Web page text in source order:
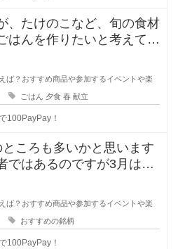
、たけのこなど、旬の食材
はんを作りたいと考えてい
すめがあれば
ば？おすすめ商品や参加するイベントや楽
ごはん 夕食 春 献立
100PayPay！
ころも多いかと思います
ではあるのですが3月は一
ます。
ば？おすすめ商品や参加するイベントや楽
おすすめの銘柄
100PayPay！